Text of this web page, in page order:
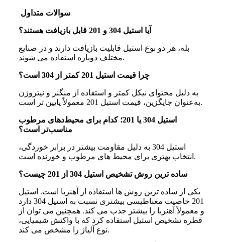
سوالات متداول
آیا استیل 304 و 201 قابل بازیافت هستند؟
بله، هر دو نوع استیل قابلیت بازیافت دارند و در صنایع
مختلف دوباره استفاده می‌ شوند.
چرا قیمت استیل 201 کمتر از 304 است؟
به دلیل محتوای نیکل کمتر و استفاده از منگنز و نیتروژن
به‌عنوان جایگزین، قیمت استیل 201 معمولاً پایین‌ تر است.
استیل 304 یا 201؛ کدام برای محیط‌دهای مرطوب
مناسب‌تر است؟
استیل 304 به دلیل مقاومت بیشتر در برابر خوردگی،
انتخاب بهتری برای محیط‌ های مرطوب و خورنده است.
ساده ترین روش تشخیص استیل 304 از 201 چیست؟
یکی از ساده‌ ترین روش‌ ها استفاده از آهنربا است. استیل
201 خاصیت مغناطیسی بیشتری نسبت به استیل 304 دارد
و معمولاً آهنربا را بیشتر جذب می‌ کند. همچنین می‌ توان از
قطره تشخیص استیل استفاده کرد که با واکنش شیمیایی،
نوع آلیاژ را مشخص می‌ کند.